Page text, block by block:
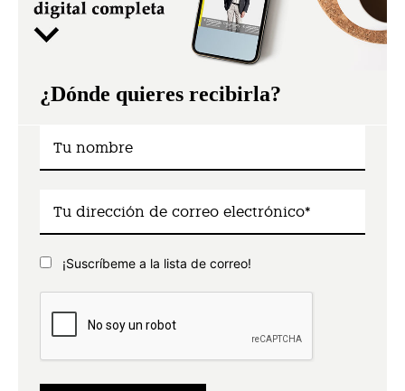
¿Dónde quieres recibirla?
¡Suscríbeme a la lista de correo!